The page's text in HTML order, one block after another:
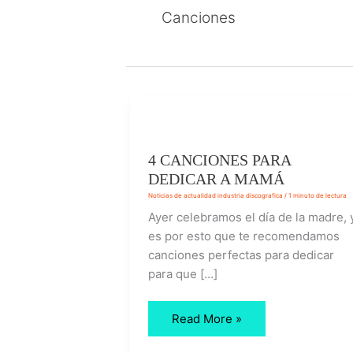
Canciones
4 CANCIONES PARA
DEDICAR A MAMÁ
Noticias de actualidad industria discografica / 1 minuto de lectura
Ayer celebramos el día de la madre,
es por esto que te recomendamos
canciones perfectas para dedicar
para que […]
DEDICAR
A
MAMÁ
Read More »